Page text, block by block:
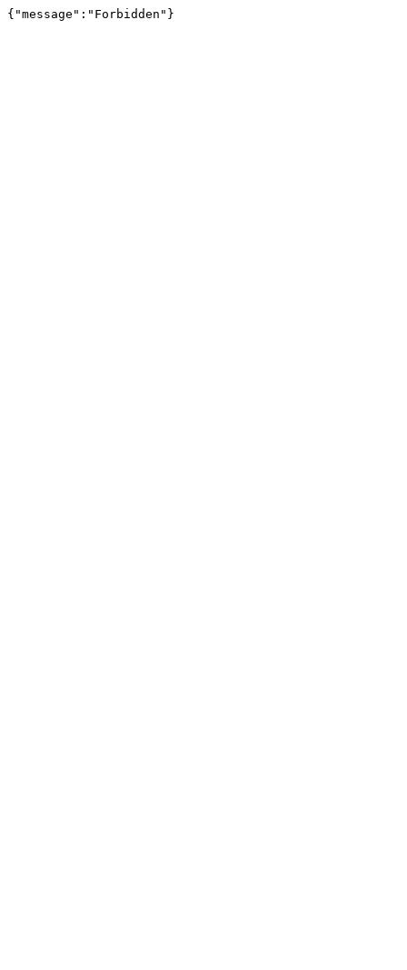
{"message":"Forbidden"}